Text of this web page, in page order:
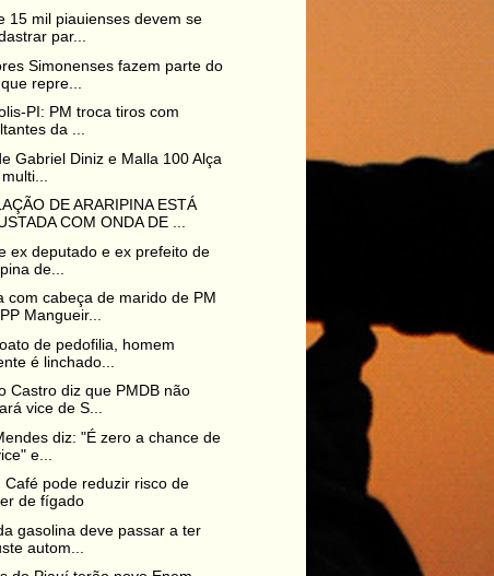
15 mil piauienses devem se
par...
Simonenses fazem parte do
repre...
PI: PM troca tiros com
da ...
Gabriel Diniz e Malla 100 Alça
DE ARARIPINA ESTÁ
COM ONDA DE ...
ex deputado e ex prefeito de
de...
com cabeça de marido de PM
Mangueir...
de pedofilia, homem
é linchado...
Castro diz que PMDB não
vice de S...
diz: "É zero a chance de
e...
Café pode reduzir risco de
de fígado
gasolina deve passar a ter
autom...